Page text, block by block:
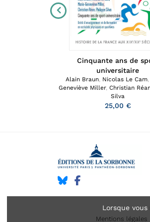
Lorsque
Cinquante ans de
universitaire
Alain Braun, Nicolas Le Cam,
Geneviève Miller, Christian
Silva
25,00 €
Mentions légales